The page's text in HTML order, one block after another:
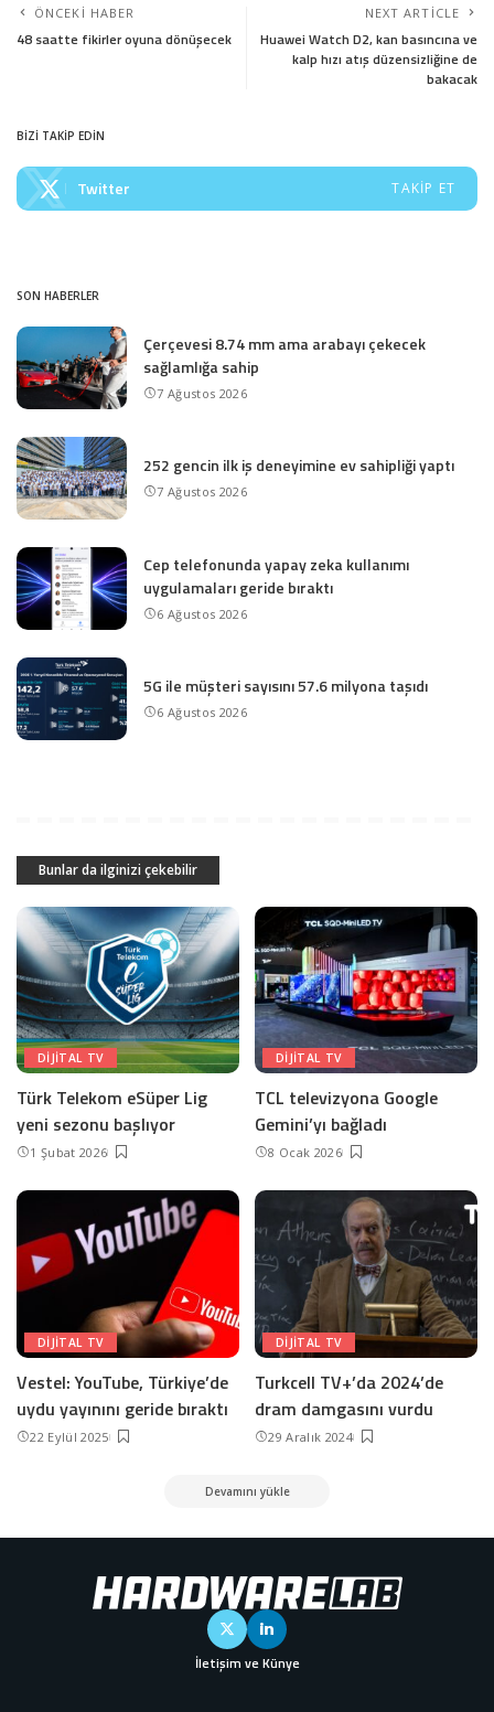
ÖNCEKI HABER
48 saatte fikirler oyuna dönüşecek
NEXT ARTICLE
Huawei Watch D2, kan basıncına ve
kalp hızı atış düzensizliğine de
bakacak
BİZİ TAKİP EDİN
Twitter TAKIP ET
SON HABERLER
Çerçevesi 8.74 mm ama arabayı çekecek
sağlamlığa sahip
7 Ağustos 2026
252 gencin ilk iş deneyimine ev sahipliği yaptı
7 Ağustos 2026
Cep telefonunda yapay zeka kullanımı
uygulamaları geride bıraktı
6 Ağustos 2026
5G ile müşteri sayısını 57.6 milyona taşıdı
6 Ağustos 2026
Bunlar da ilginizi çekebilir
DIJITAL TV
Türk Telekom eSüper Lig
yeni sezonu başlıyor
1 Şubat 2026
DIJITAL TV
TCL televizyona Google
Gemini’yı bağladı
8 Ocak 2026
DIJITAL TV
Vestel: YouTube, Türkiye’de
uydu yayınını geride bıraktı
22 Eylül 2025
DIJITAL TV
Turkcell TV+’da 2024’de
dram damgasını vurdu
29 Aralık 2024
Devamını yükle
İletişim ve Künye